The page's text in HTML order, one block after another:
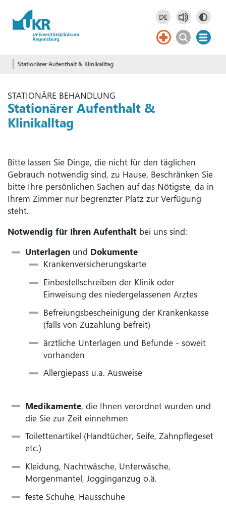
Springe zum Hauptinhalt DE
Deutsch
DE
Stationärer Aufenthalt & Klinikalltag
STATIONÄRE BEHANDLUNG
Stationärer Aufenthalt &
Klinikalltag
Bitte lassen Sie Dinge, die nicht für den täglichen
Gebrauch notwendig sind, zu Hause. Beschränken Sie
bitte Ihre persönlichen Sachen auf das Nötigste, da in
Ihrem Zimmer nur begrenzter Platz zur Verfügung
steht.
Notwendig für Ihren Aufenthalt bei uns sind:
Unterlagen und Dokumente
Krankenversicherungskarte
Einbestellschreiben der Klinik oder
Einweisung des niedergelassenen Arztes
Befreiungsbescheinigung der Krankenkasse
(falls von Zuzahlung befreit)
ärztliche Unterlagen und Befunde - soweit
vorhanden
Allergiepass u.a. Ausweise
Medikamente, die Ihnen verordnet wurden und
die Sie zur Zeit einnehmen
Toilettenartikel (Handtücher, Seife, Zahnpflegeset
etc.)
Kleidung, Nachtwäsche, Unterwäsche,
Morgenmantel, Jogginganzug o.ä.
feste Schuhe, Hausschuhe